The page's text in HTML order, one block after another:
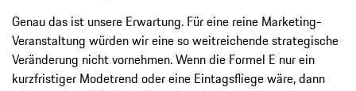
Genau das ist unsere Erwartung. Für eine reine Marketing-
Veranstaltung würden wir eine so weitreichende strategische
Veränderung nicht vornehmen. Wenn die Formel E nur ein
kurzfristiger Modetrend oder eine Eintagsfliege wäre, dann